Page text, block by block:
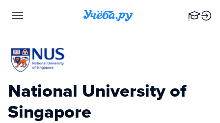
National University of
Singapore